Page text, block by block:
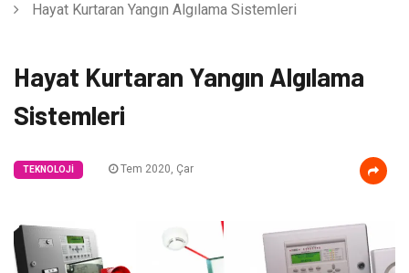
Hayat Kurtaran Yangın Algılama Sistemleri
Hayat Kurtaran Yangın Algılama
Sistemleri
TEKNOLOJI Tem 2020, Çar